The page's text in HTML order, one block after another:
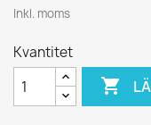
Inkl. moms
Kvantitet
